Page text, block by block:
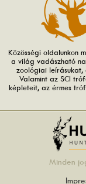
Közösségi oldalunkon
a világ vadászható
zoológiai leírásukat,
Valamint az SCI
képleteit, az érmes
Minden